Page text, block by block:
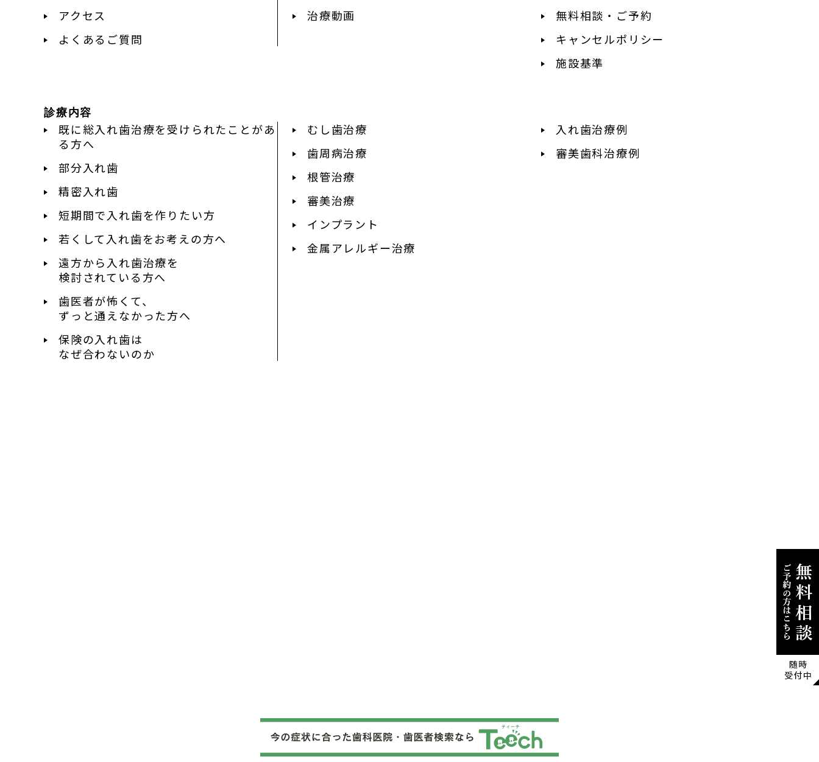
アクセス
よくあるご質問
治療動画
無料相談・ご予約
キャンセルポリシー
施設基準
診療内容
既に総入れ歯治療を受けられたことがあ
る方へ
部分入れ歯
精密入れ歯
短期間で入れ歯を作りたい方
若くして入れ歯をお考えの方へ
遠方から入れ歯治療を
検討されている方へ
歯医者が怖くて、
ずっと通えなかった方へ
保険の入れ歯は
なぜ合わないのか
むし歯治療
歯周病治療
根管治療
審美治療
インプラント
金属アレルギー治療
入れ歯治療例
審美歯科治療例